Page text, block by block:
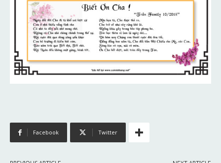
Facebook Twitter